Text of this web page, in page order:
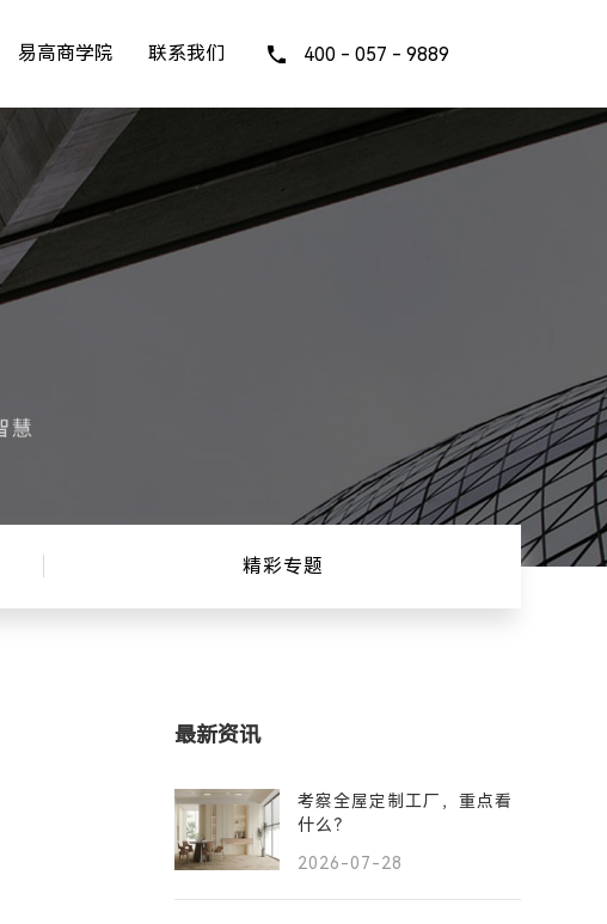
易高商学院 联系我们 400 - 057 - 9889
精彩专题
最新资讯
考察全屋定制工厂，重点看
什么？
2026-07-28